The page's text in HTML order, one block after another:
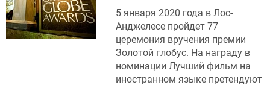
5 января 2020 года в Лос-
Анджелесе пройдет 77
церемония вручения премии
Золотой глобус. На награду в
номинации Лучший фильм на
иностранном языке претендуют